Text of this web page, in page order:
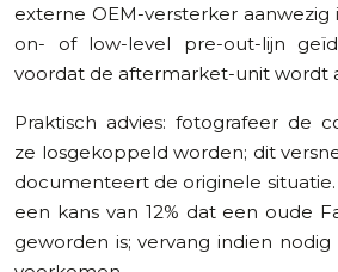
externe OEM-versterker
on- of low-level pre-out-lijn
voordat de aftermarket-unit wordt
Praktisch advies: fotografeer de
ze losgekoppeld worden; dit
documenteert de originele
een kans van 12% dat een oude
geworden is; vervang indien